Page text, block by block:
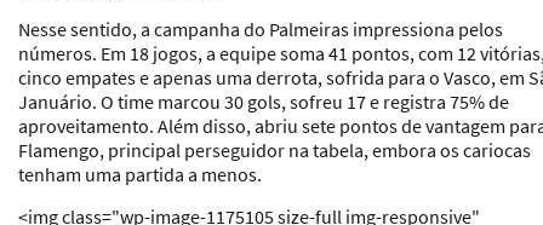
Nesse sentido, a campanha do Palmeiras impressiona pelos
números. Em 18 jogos, a equipe soma 41 pontos, com 12
cinco empates e apenas uma derrota, sofrida para o Vasco, em
Januário. O time marcou 30 gols, sofreu 17 e registra 75% de
aproveitamento. Além disso, abriu sete pontos de vantagem
Flamengo, principal perseguidor na tabela, embora os cariocas
tenham uma partida a menos.
<img class="wp-image-1175105 size-full img-responsive"